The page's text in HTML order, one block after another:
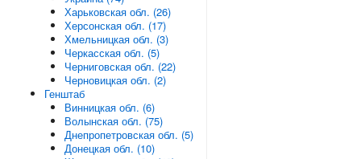
Харьковская обл. (26)
Херсонская обл. (17)
Хмельницкая обл. (3)
Черкасская обл. (5)
Черниговская обл. (22)
Черновицкая обл. (2)
Генштаб
Винницкая обл. (6)
Волынская обл. (75)
Днепропетровская обл. (5)
Донецкая обл. (10)